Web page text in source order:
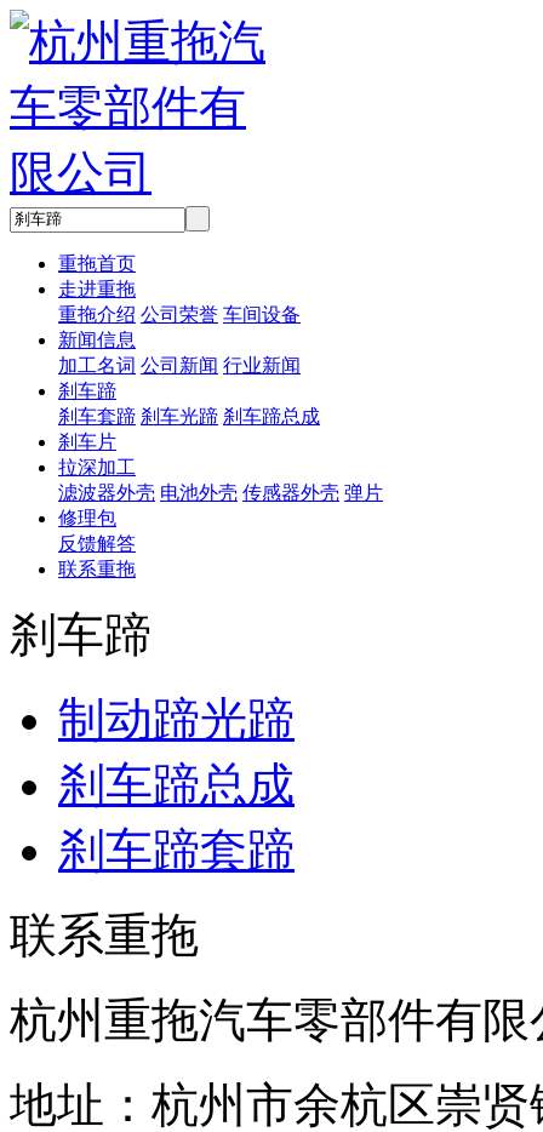
重拖首页
走进重拖
重拖介绍 公司荣誉 车间设备
新闻信息
加工名词 公司新闻 行业新闻
刹车蹄
刹车套蹄 刹车光蹄 刹车蹄总成
刹车片
拉深加工
滤波器外壳 电池外壳 传感器外壳 弹片
修理包
反馈解答
联系重拖
刹车蹄
制动蹄光蹄
刹车蹄总成
刹车蹄套蹄
联系重拖
杭州重拖汽车零部件有限
地址：杭州市余杭区崇